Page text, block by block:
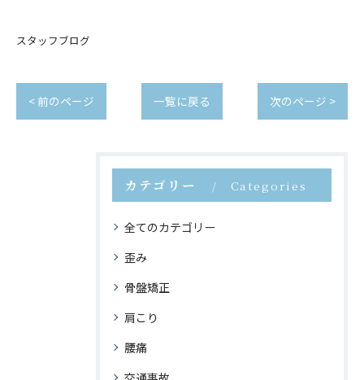
スタッフブログ
< 前のページ 一覧に戻る 次のページ >
カテゴリー Categories
全てのカテゴリー
歪み
骨盤矯正
肩こり
腰痛